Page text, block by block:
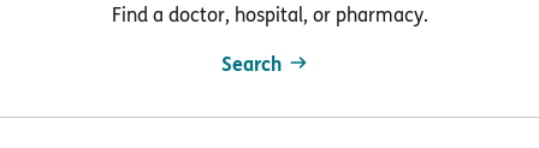
Find a doctor, hospital, or pharmacy.
Search